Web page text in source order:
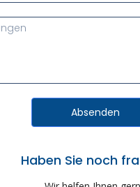
Absenden
Haben Sie noch